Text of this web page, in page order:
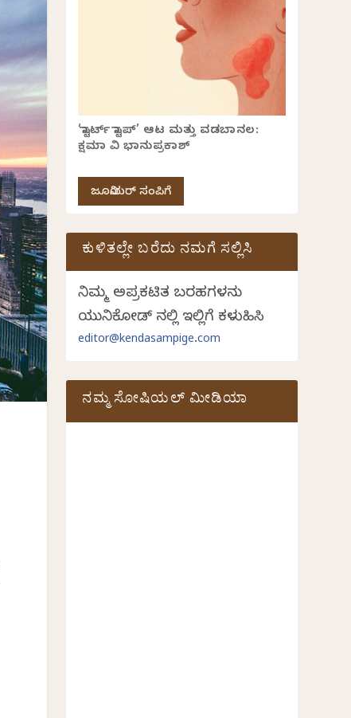
‘ಸ್ಟಾರ್ಟ್ ಸ್ಟಾಪ್’ ಆಟ ಮತ್ತು ವಡಬಾನಲ:
ಕ್ಷಮಾ ವಿ ಭಾನುಪ್ರಕಾಶ್
ಜೂನಿಯರ್ ಸಂಪಿಗೆ
ಕುಳಿತಲ್ಲೇ ಬರೆದು ನಮಗೆ ಸಲ್ಲಿಸಿ
ನಿಮ್ಮ ಅಪ್ರಕಟಿತ ಬರಹಗಳನ್ನು
ಯುನಿಕೋಡ್ ನಲ್ಲಿ ಇಲ್ಲಿಗೆ ಕಳುಹಿಸಿ
editor@kendasampige.com
ನಮ್ಮ ಸೋಷಿಯಲ್‌ ಮೀಡಿಯಾ